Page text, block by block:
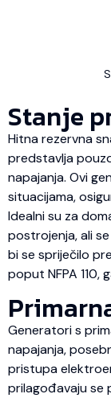
Stanje
Hitna rezervna
predstavlja
napajanja. Ovi
situacijama,
Idealni su za
postrojenja, ali
bi se spriječilo
poput NFPA
Generatori s
napajanja,
pristupa
prilagođavaju se